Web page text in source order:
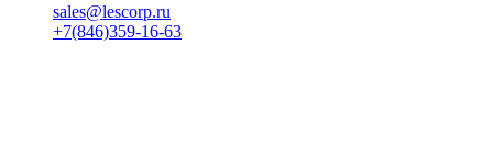
sales@lescorp.ru
+7(846)359-16-63